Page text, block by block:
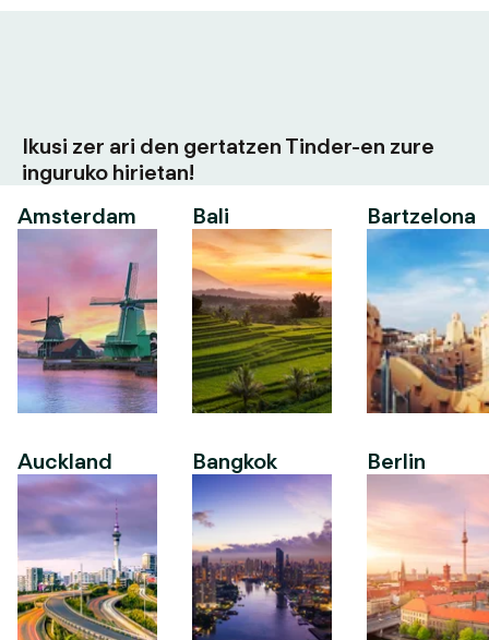
Ikusi zer ari den gertatzen Tinder-en zure
inguruko hirietan!
Amsterdam
Auckland
Bali
Bangkok
Bartzelona
Berlin